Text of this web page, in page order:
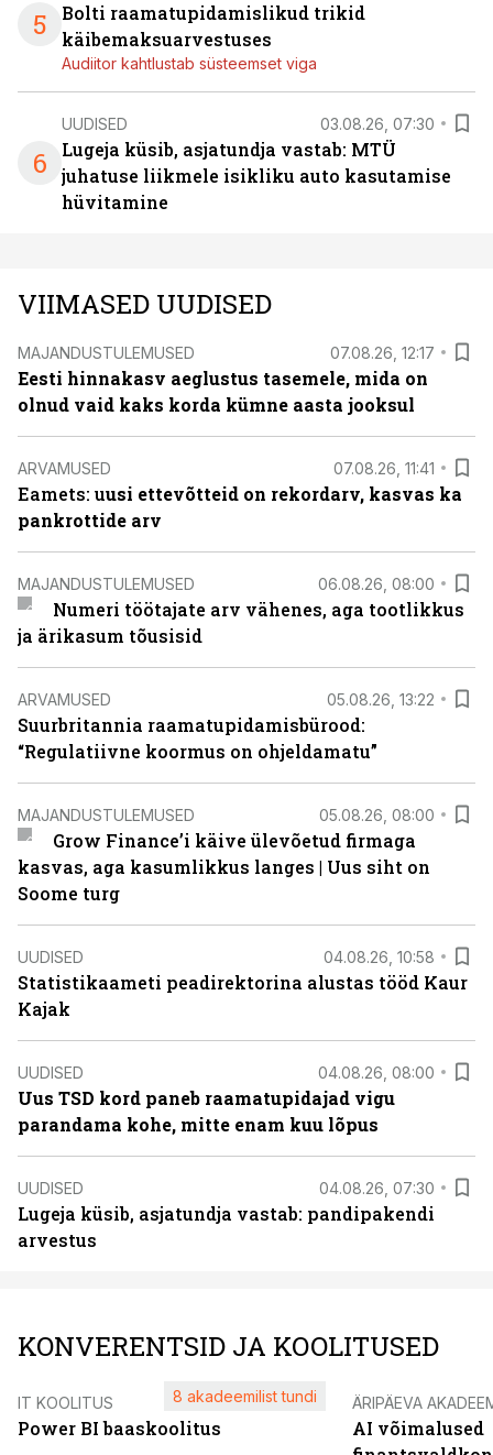
5
Bolti raamatupidamislikud trikid
käibemaksuarvestuses
Audiitor kahtlustab süsteemset viga
6
UUDISED 03.08.26, 07:30
Lugeja küsib, asjatundja vastab: MTÜ
juhatuse liikmele isikliku auto kasutamise
hüvitamine
VIIMASED UUDISED
MAJANDUSTULEMUSED 07.08.26, 12:17
Eesti hinnakasv aeglustus tasemele, mida on
olnud vaid kaks korda kümne aasta jooksul
ARVAMUSED 07.08.26, 11:41
Eamets: uusi ettevõtteid on rekordarv, kasvas ka
pankrottide arv
MAJANDUSTULEMUSED 06.08.26, 08:00
Numeri töötajate arv vähenes, aga tootlikkus
ja ärikasum tõusisid
ARVAMUSED 05.08.26, 13:22
Suurbritannia raamatupidamisbürood:
“Regulatiivne koormus on ohjeldamatu”
MAJANDUSTULEMUSED 05.08.26, 08:00
Grow Finance’i käive ülevõetud firmaga
kasvas, aga kasumlikkus langes | Uus siht on
Soome turg
UUDISED 04.08.26, 10:58
Statistikaameti peadirektorina alustas tööd Kaur
Kajak
UUDISED 04.08.26, 08:00
Uus TSD kord paneb raamatupidajad vigu
parandama kohe, mitte enam kuu lõpus
UUDISED 04.08.26, 07:30
Lugeja küsib, asjatundja vastab: pandipakendi
arvestus
KONVERENTSID JA KOOLITUSED
IT KOOLITUS
Power BI baaskoolitus
8 akadeemilist tundi ÄRIPÄEVA
AI võimalused